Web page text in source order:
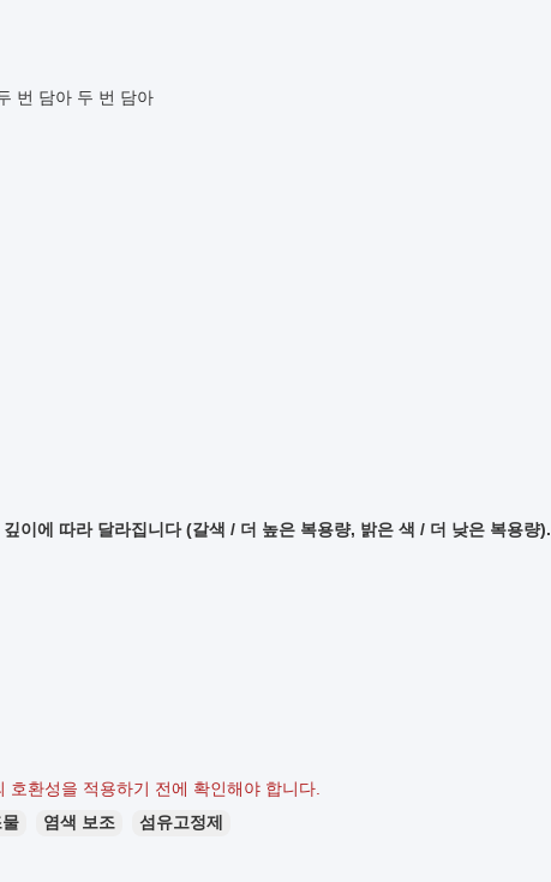
번 담아 두 번 담아
이에 따라 달라집니다 (갈색 / 더 높은 복용량, 밝은 색 / 더 낮은 복용량).
호환성을 적용하기 전에 확인해야 합니다.
염색 보조 섬유고정제